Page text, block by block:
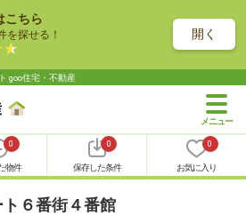
こちら
を探せる！ 開く
goo住宅・不動産
0
物件
0
保存した条件
0
お気に入り
ト６番街４番館